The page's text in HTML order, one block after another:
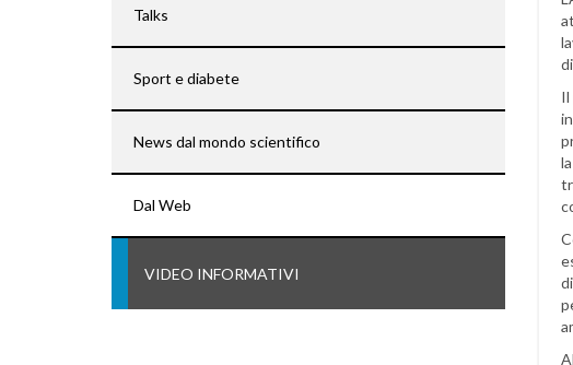
Talks
Sport e diabete
News dal mondo scientifico
Dal Web
VIDEO INFORMATIVI
Il